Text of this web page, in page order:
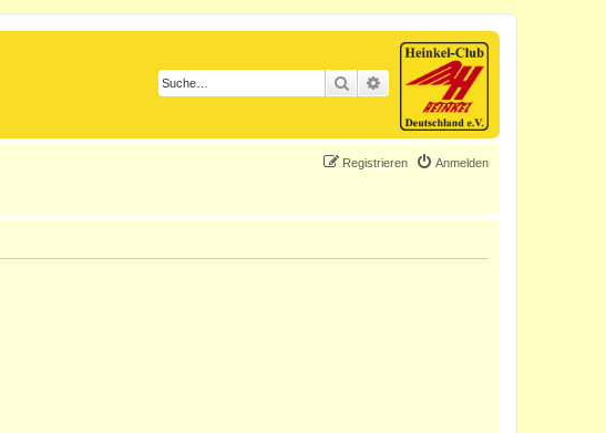
Suche Erweiterte Suche
Anmelden
Registrieren